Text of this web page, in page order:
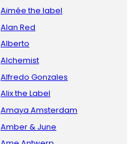
Aimée the label
Alan Red
Alberto
Alchemist
Alfredo Gonzales
Alix the Label
Amaya Amsterdam
Amber & June